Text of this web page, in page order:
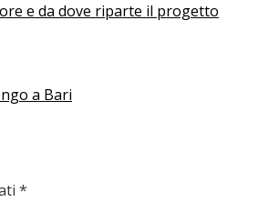
e da dove riparte il progetto
a Bari
*